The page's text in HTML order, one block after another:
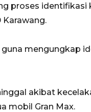
proses identifikasi
Karawang.
mengungkap
akibat
mobil Gran Max.
Lebaran Betawi
silaturahim
Ibu Kota